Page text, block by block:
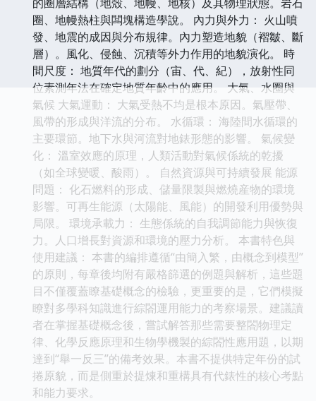
圈、地幔熱柱與闆塊構造學說。 內力與外力： 火山噴
發、地震的成因與分布規律。內力塑造地貌（褶皺、斷
層）。風化、侵蝕、沉積等外力作用的地貌演化。 時
間尺度： 地質年代的劃分（宙、代、紀），放射性同
位素測年法在確定地質年齡中的應用。 大氣、水圈與
氣候 大氣運動： 大氣受熱不均是根本原因。氣壓帶、
風帶的形成與洋流的分布。 水循環： 海陸間水循環的
主要環節。地下水與河流對地錶形態的影響。 氣候變
化： 溫室效應的原理，人類活動對氣候係統的乾擾
（如全球變暖、酸雨）。 自然資源與可持續發展 能源
問題： 化石燃料的形成、儲量限製與燃燒産物的環境
影響。可再生能源（太陽能、風能）的開發利用優勢與
局限。 環境承載力： 生態係統的自我調節能力與恢復
力。人口增長對資源和環境的壓力分析。 本書特色與
使用建議： 本書的編排遵循“由簡入繁，由概念到模型”
的原則，每章後均附有嚴格篩選的例題與解析，這些題
目不僅覆蓋瞭基礎概念的檢驗，更重要的是，它們模擬
瞭對多學科知識進行綜閤運用能力的考察場景。建議讀
者在掌握基礎概念後，嘗試解答那些需要整閤物理定
律、化學反應原理和生物學機製的綜閤性應用題，以期
達到“舉一反三”的備考效果。本書不提供特定年份的試
捲原貌，而是側重於提煉和重構具有代錶性的核心考點
和能力要求。